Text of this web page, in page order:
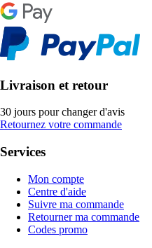
Livraison et retour
30 jours pour changer d'avis
Retournez votre commande
Services
Mon compte
Centre d'aide
Suivre ma commande
Retourner ma commande
Codes promo